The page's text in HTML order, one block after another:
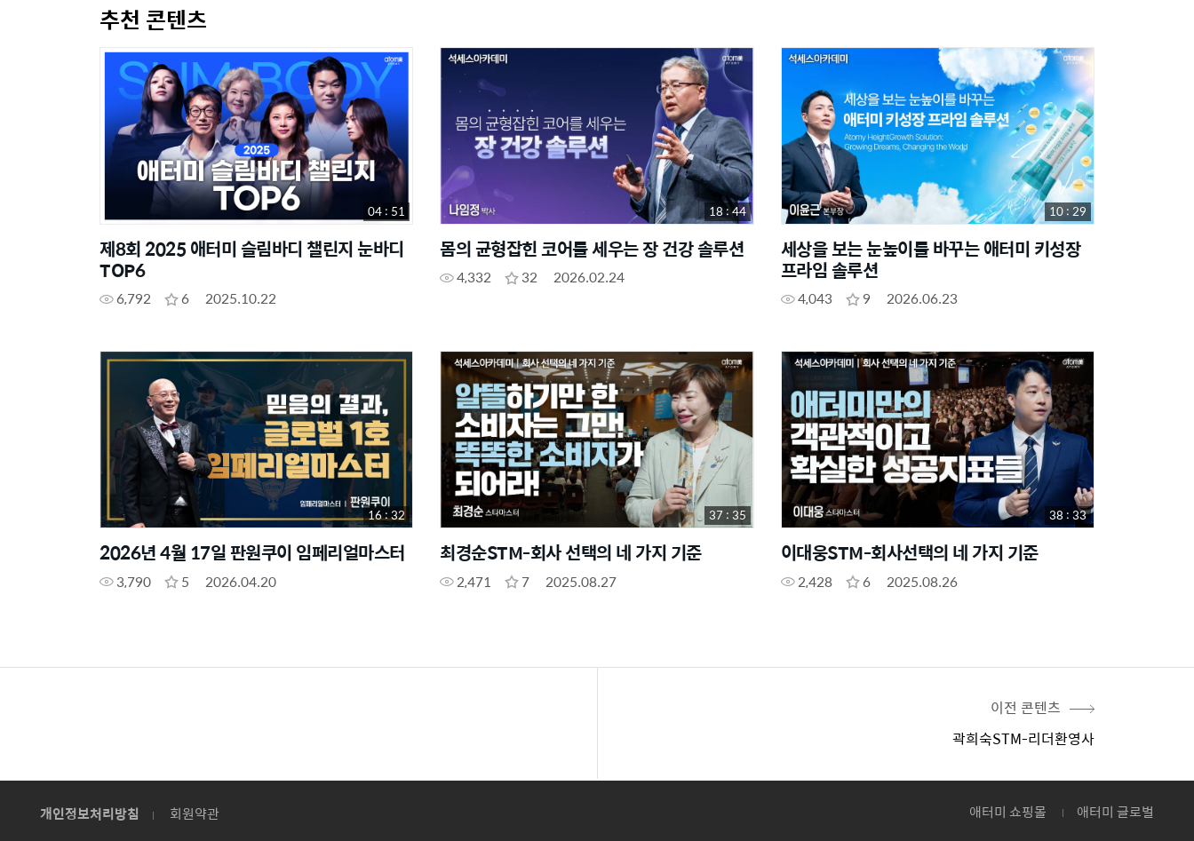
추천 콘텐츠
제8회 2025 애터미 슬림바디 챌린지 눈바디
TOP6
6,792 6 2025.10.22
04 : 51
몸의 균형잡힌 코어를 세우는 장 건강 솔루션
4,332 32 2026.02.24
18 : 44
세상을 보는 눈높이를 바꾸는 애터미 키성장
프라임 솔루션
4,043 9 2026.06.23
10 : 29
2026년 4월 17일 판원쿠이 임페리얼마스터
3,790 5 2026.04.20
16 : 32
최경순STM-회사 선택의 네 가지 기준
2,471 7 2025.08.27
37 : 35
이대웅STM-회사선택의 네 가지 기준
2,428 6 2025.08.26
38 : 33
이전 콘텐츠
곽희숙STM-리더환영사
개인정보처리방침 회원약관 애터미 쇼핑몰 애터미 글로벌